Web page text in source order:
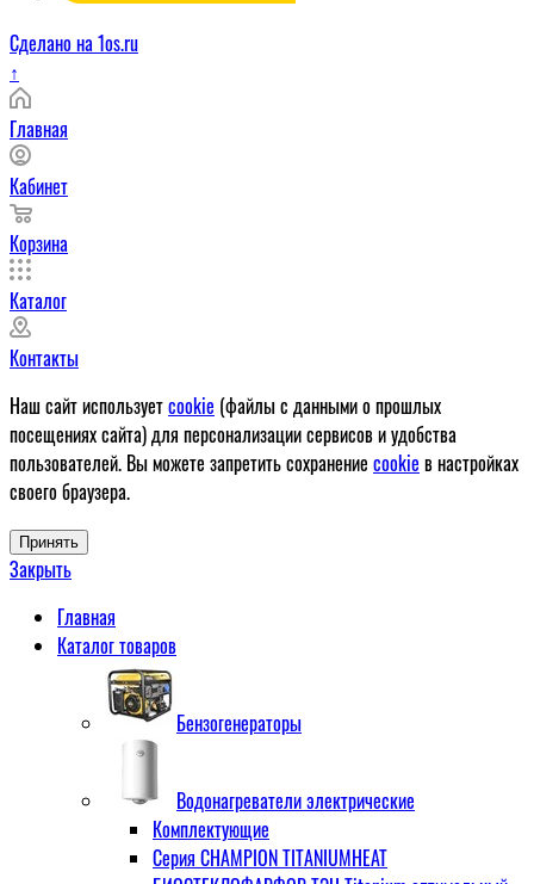
Сделано на 1os.ru
↑
Главная
Кабинет
Корзина
Каталог
Контакты
Наш сайт используетcookie (файлы с данными о прошлых
посещениях сайта) для персонализации сервисов и удобства
пользователей. Вы можете запретить сохранение cookie в настройках
своего браузера.
Принять
Закрыть
Главная
Каталог товаров
Бензогенераторы
Водонагреватели электрические
Комплектующие
Серия CHAMPION TITANIUMHEAT